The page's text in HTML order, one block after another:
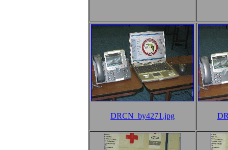
DRCN_by4271.jpg